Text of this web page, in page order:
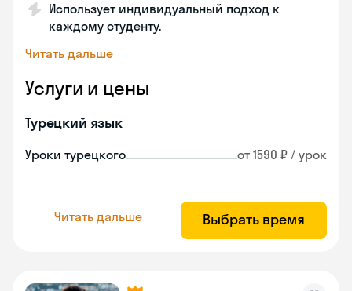
Использует индивидуальный подход к
каждому студенту.
Читать дальше
Услуги и цены
Турецкий язык
Уроки турецкого от 1590 ₽ / урок
Читать дальше Выбрать время